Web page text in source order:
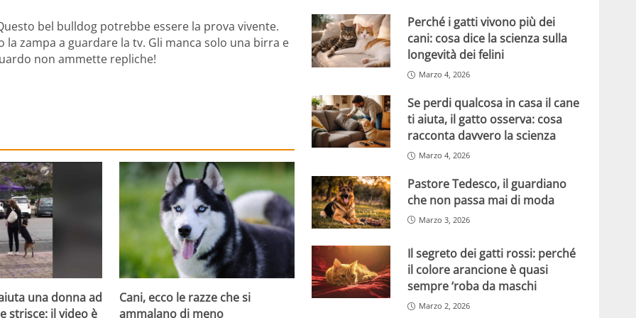
bel bulldog potrebbe essere la prova vivente.
zampa a guardare la tv. Gli manca solo una birra e
non ammette repliche!
una donna ad
strisce: il video è
Cani, ecco le razze che si
ammalano di meno
Perché i gatti vivono più dei
cani: cosa dice la scienza sulla
longevità dei felini
Marzo 4, 2026
Se perdi qualcosa in casa il cane
ti aiuta, il gatto osserva: cosa
racconta davvero la scienza
Marzo 4, 2026
Pastore Tedesco, il guardiano
che non passa mai di moda
Marzo 3, 2026
Il segreto dei gatti rossi: perché
il colore arancione è quasi
sempre ‘roba da maschi
Marzo 2, 2026